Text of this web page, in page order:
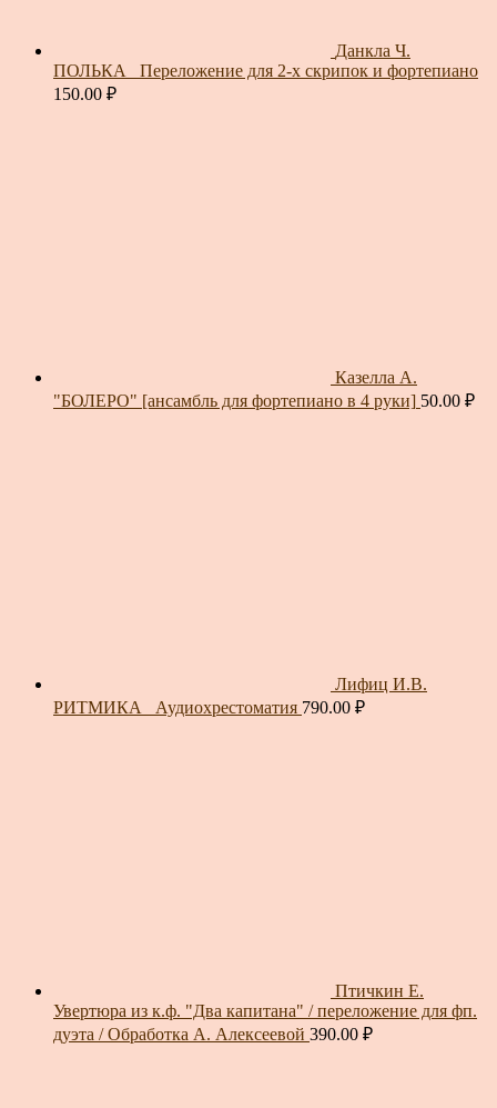
Данкла Ч.
ПОЛЬКА_ Переложение для 2-х скрипок и фортепиано
150.00 ₽
Казелла А.
"БОЛЕРО" [ансамбль для фортепиано в 4 руки] 50.00 ₽
Лифиц И.В.
РИТМИКА_ Аудиохрестоматия 790.00 ₽
Птичкин Е.
Увертюра из к.ф. "Два капитана" / переложение для фп.
дуэта / Обработка А. Алексеевой 390.00 ₽